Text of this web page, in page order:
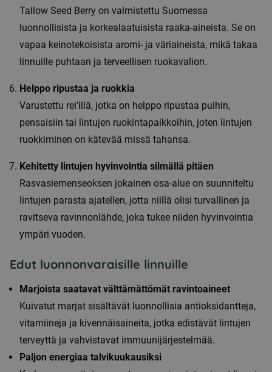
Tallow Seed Berry on valmistettu Suomessa
luonnollisista ja korkealaatuisista raaka-aineista. Se on
vapaa keinotekoisista aromi- ja väriaineista, mikä takaa
linnuille puhtaan ja terveellisen ruokavalion.
Helppo ripustaa ja ruokkia
Varustettu rei’illä, jotka on helppo ripustaa puihin,
pensaisiin tai lintujen ruokintapaikkoihin, joten lintujen
ruokkiminen on kätevää missä tahansa.
Kehitetty lintujen hyvinvointia silmällä pitäen
Rasvasiemenseoksen jokainen osa-alue on suunniteltu
lintujen parasta ajatellen, jotta niillä olisi turvallinen ja
ravitseva ravinnonlähde, joka tukee niiden hyvinvointia
ympäri vuoden.
Edut luonnonvaraisille linnuille
Marjoista saatavat välttämättömät ravintoaineet
Kuivatut marjat sisältävät luonnollisia antioksidantteja,
vitamiineja ja kivennäisaineita, jotka edistävät lintujen
terveyttä ja vahvistavat immuunijärjestelmää.
Paljon energiaa talvikuukausiksi